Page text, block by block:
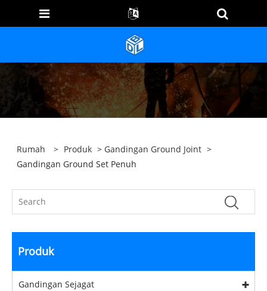
Rumah > Produk > Gandingan Ground Joint >
Gandingan Ground Set Penuh
Produk
Gandingan Sejagat